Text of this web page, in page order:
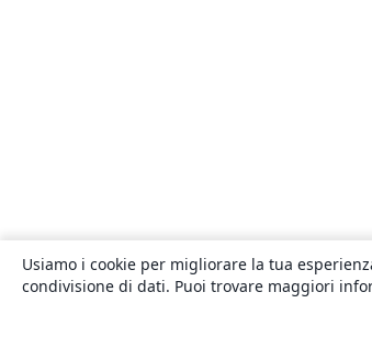
Usiamo i cookie per migliorare la tua
condivisione di dati. Puoi trovare maggiori